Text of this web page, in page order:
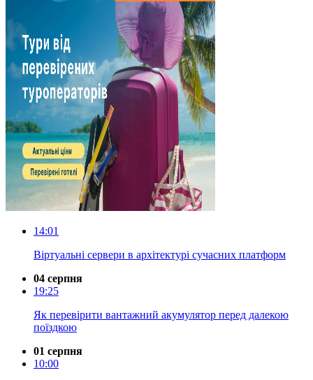
14:01
Віртуальні сервери в архітектурі сучасних платформ
04 серпня
19:25
Як перевірити вантажний акумулятор перед далекою
поїздкою
01 серпня
10:00